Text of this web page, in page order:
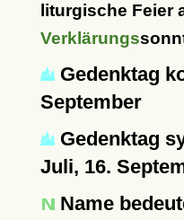
liturgische Feier
Verklärungs
Gedenktag
September
Gedenktag
Juli, 16.
Name